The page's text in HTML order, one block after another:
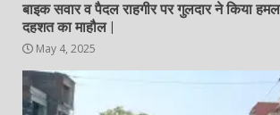
बाइक सवार व पैदल राहगीर पर गुलदार ने किया
दहशत का माहौल |
May 4, 2025